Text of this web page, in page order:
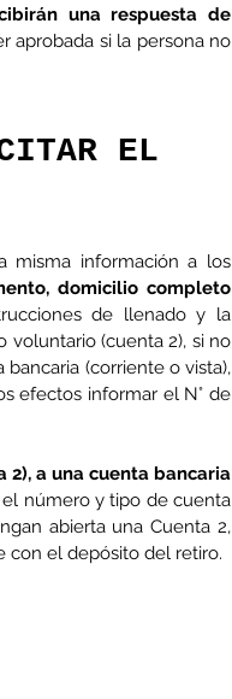
una respuesta de
aprobada si la persona no
EL
misma información a los
domicilio completo
de llenado y la
voluntario (cuenta 2), si no
(corriente o vista),
efectos informar el N° de
2), a una cuenta bancaria
número y tipo de cuenta
abierta una Cuenta 2,
con el depósito del retiro.